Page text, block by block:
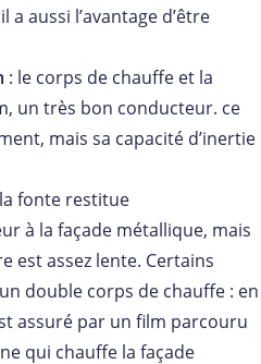
aussi l’avantage d’être
: le corps de chauffe et la
un très bon conducteur. ce
mais sa capacité d’inertie
fonte restitue
à la façade métallique, mais
est assez lente. Certains
double corps de chauffe : en
assuré par un film parcouru
qui chauffe la façade